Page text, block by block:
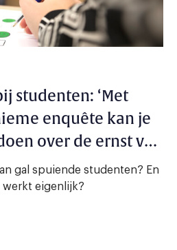
studenten: ‘Met
enquête kan je
over de ernst van
gal spuiende studenten? En
werkt eigenlijk?